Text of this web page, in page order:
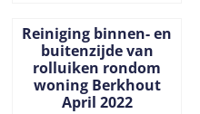
Reiniging binnen- en
buitenzijde van
rolluiken rondom
woning Berkhout
April 2022